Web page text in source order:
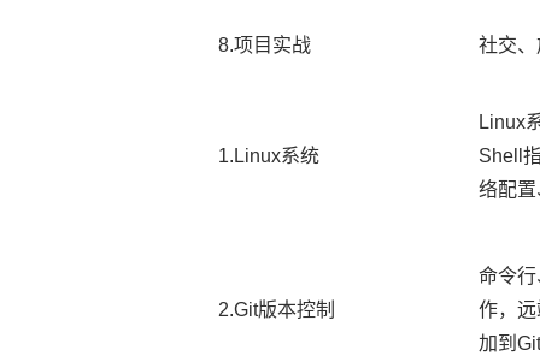
8.项目实战 社交
1.Linux系统
Linux
Shell
络配
2.Git版本控制
命令
作，
加到